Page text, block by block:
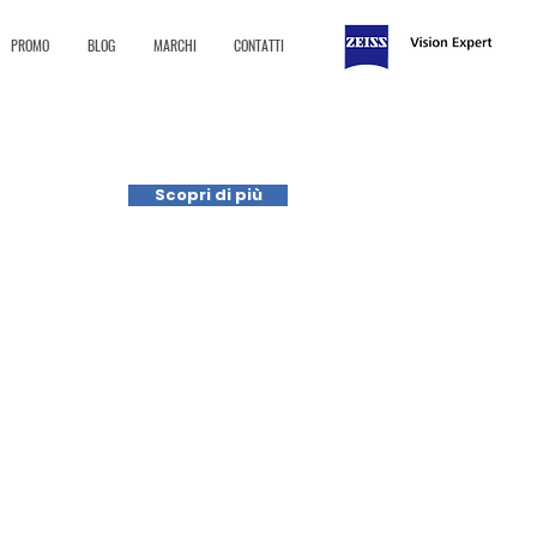
PROMO BLOG MARCHI CONTATTI
Scopri di più